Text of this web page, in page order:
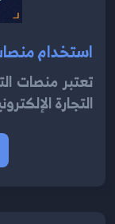
تعتبر منصات
التجارة